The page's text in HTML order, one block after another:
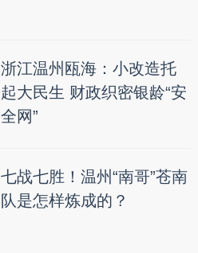
浙江温州瓯海：小改造托
起大民生 财政织密银龄“安
全网”
七战七胜！温州“南哥”苍南
队是怎样炼成的？